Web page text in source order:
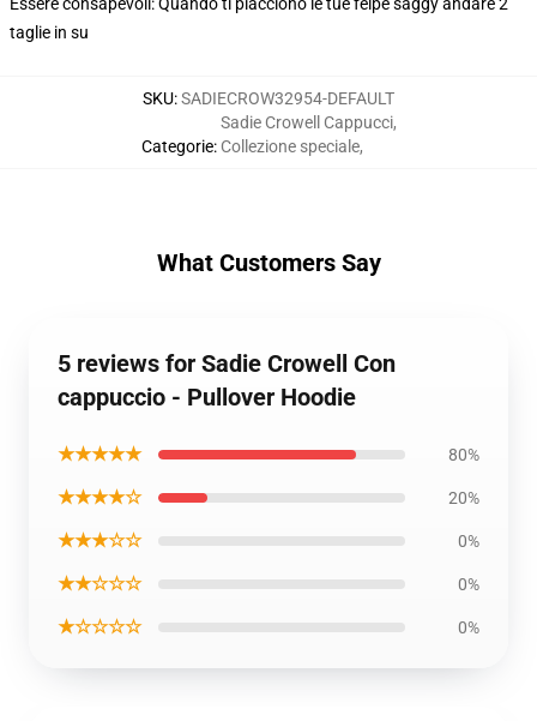
Essere consapevoli: Quando ti piacciono le tue felpe saggy andare 2
taglie in su
SKU:SADIECROW32954-DEFAULT
Categorie:
Sadie Crowell Cappucci,
Collezione speciale,
What Customers Say
5 reviews for Sadie Crowell Con
cappuccio - Pullover Hoodie
★★★★★ 80%
★★★★☆ 20%
★★★☆☆ 0%
★★☆☆☆ 0%
★☆☆☆☆ 0%